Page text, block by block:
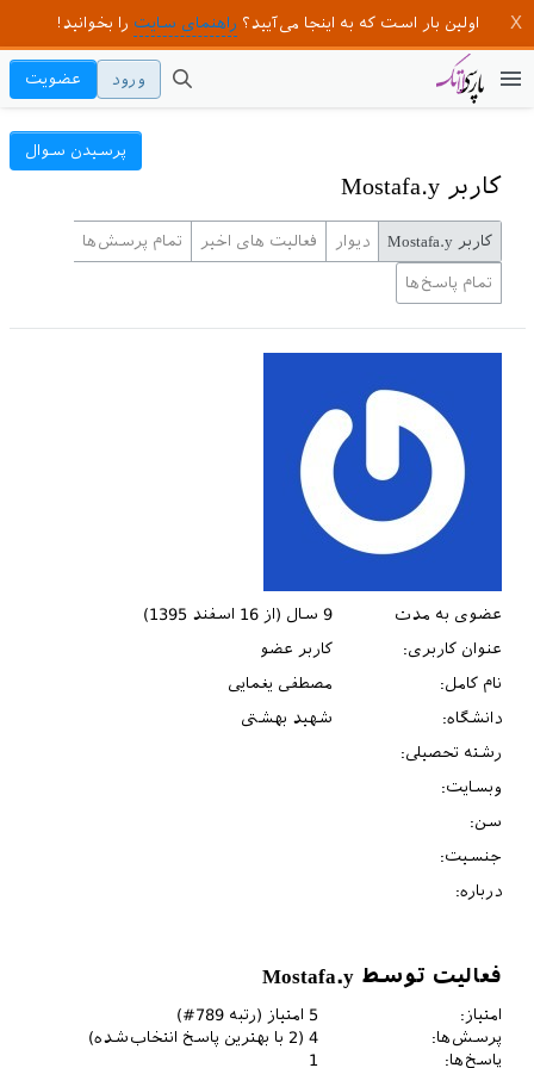
اولین بار است که به اینجا می‌آیید؟ راهنمای سایت را بخوانید!
ورود عضویت
کاربر Mostafa.y
پرسیدن سوال
کاربر Mostafa.y دیوار فعالیت های اخیر تمام پرسش‌ها
تمام پاسخ‌ها
عضوی به مدت
9 سال (از 16 اسفند 1395)
عنوان کاربری:
کاربر عضو
نام کامل:
مصطفی یغمایی
دانشگاه:
شهید بهشتی
رشته تحصیلی:
وبسایت:
سن:
جنسیت:
درباره:
فعالیت توسط Mostafa.y
امتیاز: 5 امتیاز (رتبه789
#)
پرسش‌ها:
4
(
2 با بهترین پاسخ انتخاب‌شده)
پاسخ‌ها:
1